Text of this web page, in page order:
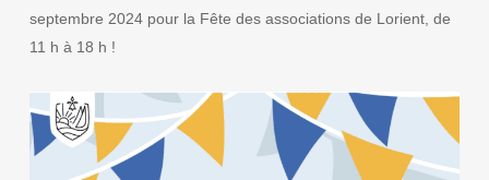
septembre 2024 pour la Fête des associations de Lorient, de
11 h à 18 h !